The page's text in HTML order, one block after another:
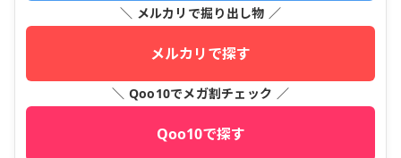
＼ メルカリで掘り出し物 ／
メルカリで探す
＼ Qoo10でメガ割チェック ／
Qoo10で探す